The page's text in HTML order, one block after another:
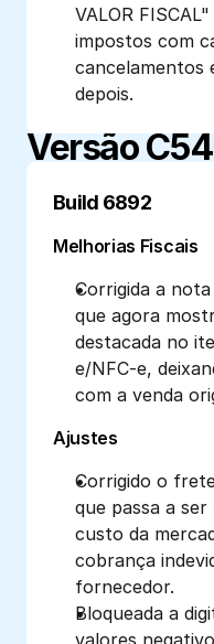
VALOR
impostos com
cancelamentos
depois.
Versão
Build 6892
Melhorias Fiscais
Corrigida a
que agora
destacada no
e/NFC-e,
com a venda
Ajustes
Corrigido o
que passa a
custo da
cobrança
fornecedor.
Bloqueada a
valores